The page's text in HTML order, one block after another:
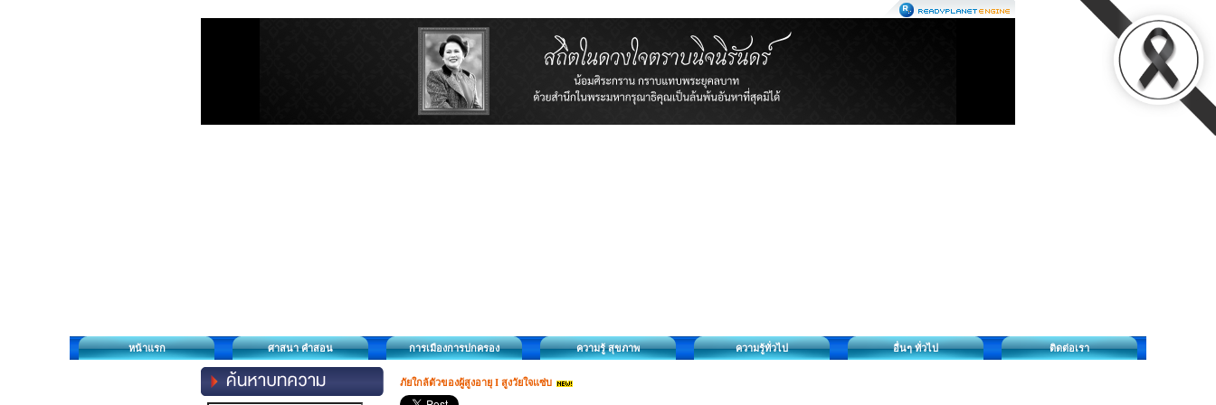
หน้าแรก ศาสนา คำสอน การเมืองการปกครอง ความรู้ สุขภาพ ความรู้ทั่วไป อื่นๆ ทั่วไป ติดต่อเรา
ภัยใกล้ตัวของผู้สูงอายุ I สูงวัยใจแซ่บ